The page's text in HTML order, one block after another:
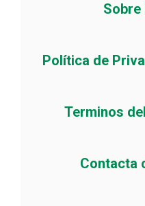
Política de
Terminos
Contacta